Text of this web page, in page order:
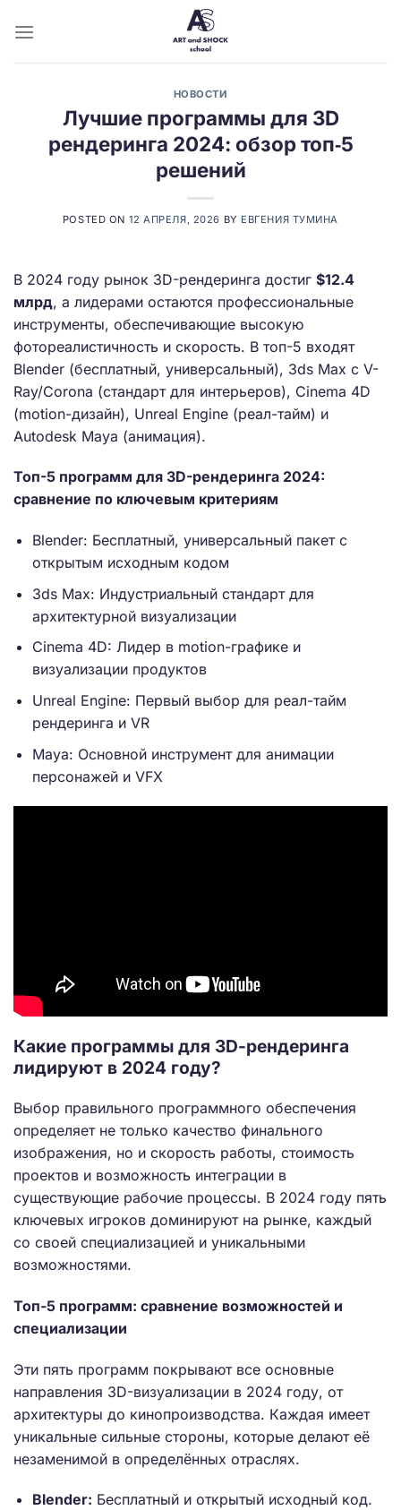
НОВОСТИ
Лучшие программы для 3D
рендеринга 2024: обзор топ‑5
решений
POSTED ON 12 АПРЕЛЯ, 2026 BY ЕВГЕНИЯ ТУМИНА
В 2024 году рынок 3D-рендеринга достиг $12.4
млрд, а лидерами остаются профессиональные
инструменты, обеспечивающие высокую
фотореалистичность и скорость. В топ-5 входят
Blender (бесплатный, универсальный), 3ds Max с V-
Ray/Corona (стандарт для интерьеров), Cinema 4D
(motion-дизайн), Unreal Engine (реал-тайм) и
Autodesk Maya (анимация).
Топ-5 программ для 3D-рендеринга 2024:
сравнение по ключевым критериям
Blender: Бесплатный, универсальный пакет с
открытым исходным кодом
3ds Max: Индустриальный стандарт для
архитектурной визуализации
Cinema 4D: Лидер в motion-графике и
визуализации продуктов
Unreal Engine: Первый выбор для реал-тайм
рендеринга и VR
Maya: Основной инструмент для анимации
персонажей и VFX
Какие программы для 3D-рендеринга
лидируют в 2024 году?
Выбор правильного программного обеспечения
определяет не только качество финального
изображения, но и скорость работы, стоимость
проектов и возможность интеграции в
существующие рабочие процессы. В 2024 году пять
ключевых игроков доминируют на рынке, каждый
со своей специализацией и уникальными
возможностями.
Топ-5 программ: сравнение возможностей и
специализации
Эти пять программ покрывают все основные
направления 3D-визуализации в 2024 году, от
архитектуры до кинопроизводства. Каждая имеет
уникальные сильные стороны, которые делают её
незаменимой в определённых отраслях.
Blender: Бесплатный и открытый исходный код.